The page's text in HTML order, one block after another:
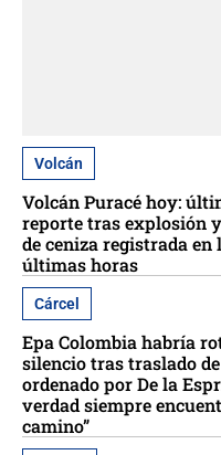
Volcán
Volcán Puracé hoy:
reporte tras explosión
de ceniza registrada en
últimas horas
Cárcel
Epa Colombia habría
silencio tras traslado
ordenado por De la
verdad siempre
camino”